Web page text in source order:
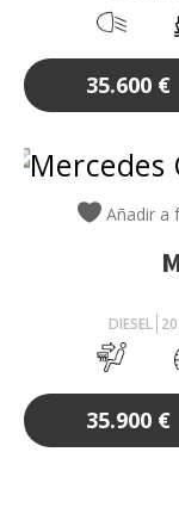
35.600 €
Añadir a
DIESEL
35.900 €